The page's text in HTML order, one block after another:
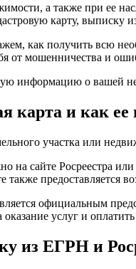
а также при ее
карту,
как получить всю
от мошенничества и
информацию о вашей
карта и как ее
участка или
на сайте Росреестра
также предоставляется
официальным
услуг и
из ЕГРН и